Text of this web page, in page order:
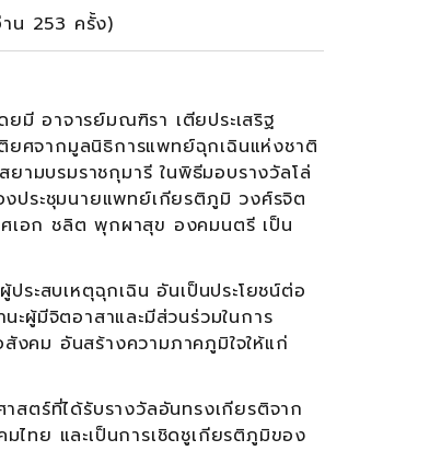
253 ครั้ง)
อาจารย์มณฑิรา เตียประเสริฐ
ศจากมูลนิธิการแพทย์ฉุกเฉินแห่งชาติ
ยามบรมราชกุมารี ในพิธีมอบรางวัลโล่
ประชุมนายแพทย์เกียรติภูมิ วงศ์รจิต
อก ชลิต พุกผาสุข องคมนตรี เป็น
สบเหตุฉุกเฉิน อันเป็นประโยชน์ต่อ
ผู้มีจิตอาสาและมีส่วนร่วมในการ
งคม อันสร้างความภาคภูมิใจให้แก่
ร์ที่ได้รับรางวัลอันทรงเกียรติจาก
ไทย และเป็นการเชิดชูเกียรติภูมิของ